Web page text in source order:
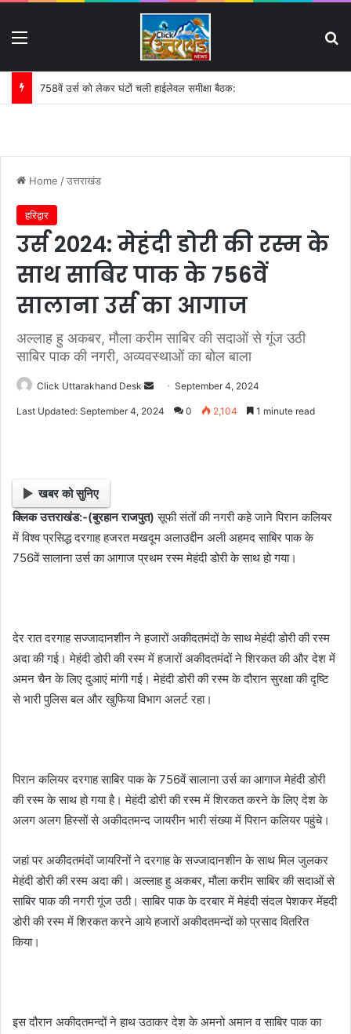
758वें उर्स को लेकर घंटों चली हाईलेवल समीक्षा बैठक:
Home /उत्तराखंड
हरिद्वार
उर्स 2024: मेहंदी डोरी की रस्म के
साथ साबिर पाक के 756वें
सालाना उर्स का आगाज
अल्लाह हु अकबर, मौला करीम साबिर की सदाओं से गूंज उठी
साबिर पाक की नगरी, अव्यवस्थाओं का बोल बाला
Click Uttarakhand Desk
e
m
a
i
September 4, 2024
Last Updated: September 4, 2024 0 2,104 1 minute read
खबर को सुनिए
क्लिक उत्तराखंड:-(बुरहान राजपुत)सूफी संतों की नगरी कहे जाने पिरान कलियर
में विश्व प्रसिद्ध दरगाह हजरत मखदूम अलाउद्दीन अली अहमद साबिर पाक के
756वें सालाना उर्स का आगाज प्रथम रस्म मेहंदी डोरी के साथ हो गया।
देर रात दरगाह सज्जादानशीन ने हजारों अकीदतमंदों के साथ मेहंदी डोरी की रस्म
अदा की गई। मेहंदी डोरी की रस्म में हजारों अकीदतमंदों ने शिरकत की और देश में
अमन चैन के लिए दुआएं मांगी गई। मेहंदी डोरी की रस्म के दौरान सुरक्षा की दृष्टि
से भारी पुलिस बल और खुफिया विभाग अलर्ट रहा।
पिरान कलियर दरगाह साबिर पाक के 756वें सालाना उर्स का आगाज मेहंदी डोरी
की रस्म के साथ हो गया है। मेहंदी डोरी की रस्म में शिरकत करने के लिए देश के
अलग अलग हिस्सों से अकीदतमन्द जायरीन भारी संख्या में पिरान कलियर पहुंचे।
जहां पर अकीदतमंदों जायरिनों ने दरगाह के सज्जादानशीन के साथ मिल जुलकर
मेहंदी डोरी की रस्म अदा की। अल्लाह हु अकबर, मौला करीम साबिर की सदाओं से
साबिर पाक की नगरी गूंज उठी। साबिर पाक के दरबार में मेहंदी संदल पेशकर मेंहदी
डोरी की रस्म में शिरकत करने आये हजारों अकीदतमन्दों को प्रसाद वितरित
किया।
इस दौरान अकीदतमन्दों ने हाथ उठाकर देश के अमनो अमान व साबिर पाक का